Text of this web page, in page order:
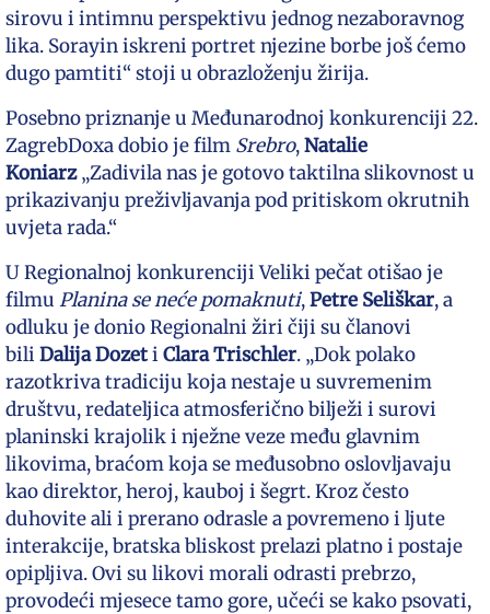
sirovu i intimnu perspektivu jednog nezaboravnog
lika. Sorayin iskreni portret njezine borbe još ćemo
dugo pamtiti“ stoji u obrazloženju žirija.
Posebno priznanje u Međunarodnoj konkurenciji 22.
ZagrebDoxa dobio je film Srebro,Natalie
Koniarz„Zadivila nas je gotovo taktilna slikovnost u
prikazivanju preživljavanja pod pritiskom okrutnih
uvjeta rada.“
U Regionalnoj konkurenciji Veliki pečat otišao je
filmu Planina se neće pomaknuti,Petre Seliškar, a
odluku je donio Regionalni žiri čiji su članovi
bili Dalija Dozeti Clara Trischler. „Dok polako
razotkriva tradiciju koja nestaje u suvremenim
društvu, redateljica atmosferično bilježi i surovi
planinski krajolik i nježne veze među glavnim
likovima, braćom koja se međusobno oslovljavaju
kao direktor, heroj, kauboj i šegrt. Kroz često
duhovite ali i prerano odrasle a povremeno i ljute
interakcije, bratska bliskost prelazi platno i postaje
opipljiva. Ovi su likovi morali odrasti prebrzo,
provodeći mjesece tamo gore, učeći se kako psovati,